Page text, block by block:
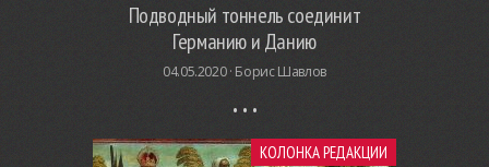
Подводный тоннель соединит
Германию и Данию
04.05.2020 · Борис Шавлов
КОЛОНКА РЕДАКЦИИ